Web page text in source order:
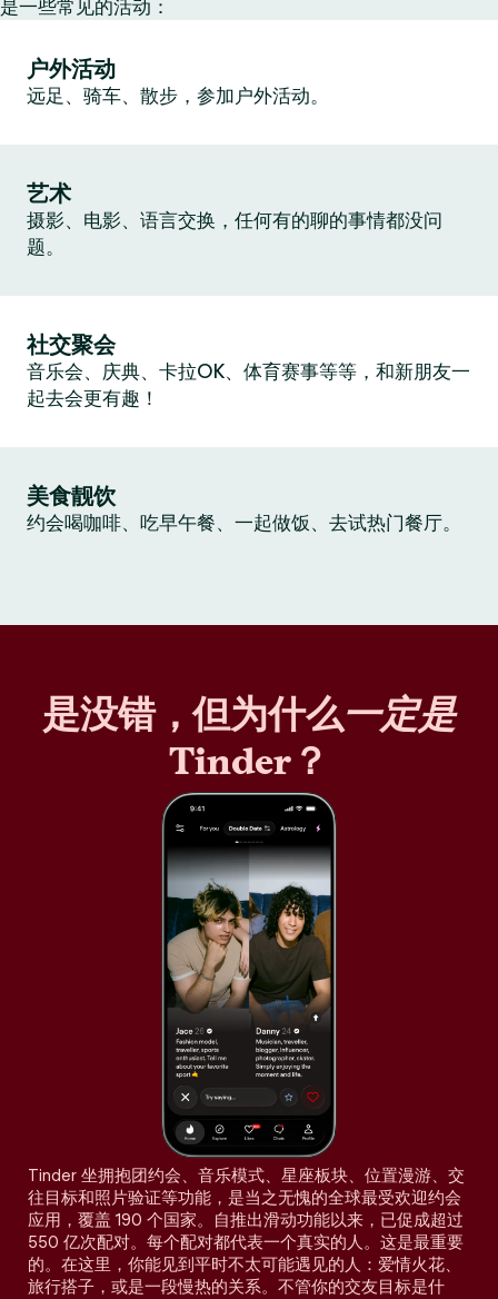
是一些常见的活动：
户外活动
远足、骑车、散步，参加户外活动。
艺术
摄影、电影、语言交换，任何有的聊的事情都没问
题。
社交聚会
音乐会、庆典、卡拉OK、体育赛事等等，和新朋友一
起去会更有趣！
美食靓饮
约会喝咖啡、吃早午餐、一起做饭、去试热门餐厅。
是没错，但为什么一定是
Tinder？
Tinder 坐拥抱团约会、音乐模式、星座板块、位置漫游、交
往目标和照片验证等功能，是当之无愧的全球最受欢迎约会
应用，覆盖 190 个国家。自推出滑动功能以来，已促成超过
550 亿次配对。每个配对都代表一个真实的人。这是最重要
的。在这里，你能见到平时不太可能遇见的人：爱情火花、
旅行搭子，或是一段慢热的关系。不管你的交友目标是什